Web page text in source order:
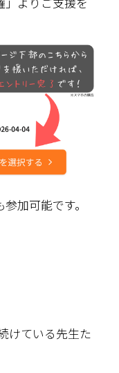
加可能です。
けている先生た